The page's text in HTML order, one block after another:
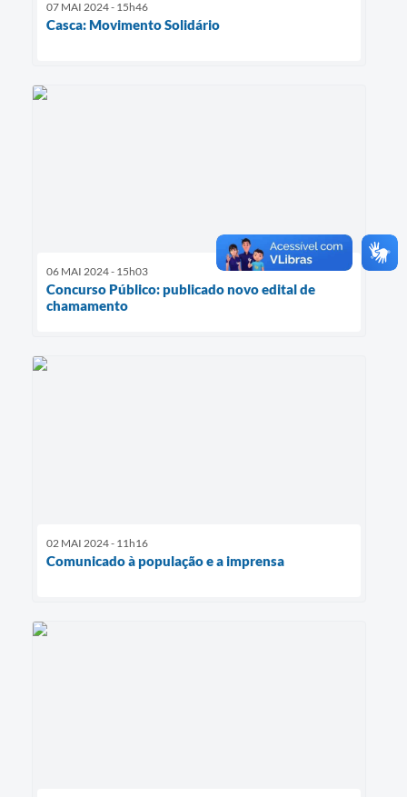
07 MAI 2024 - 15h46
Casca: Movimento Solidário
06 MAI 2024 - 15h03
Concurso Público: publicado novo edital de
chamamento
02 MAI 2024 - 11h16
Comunicado à população e a imprensa